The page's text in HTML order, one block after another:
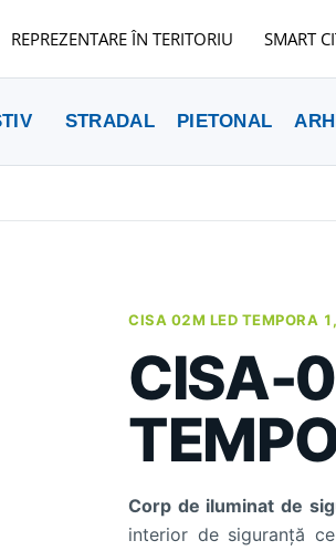
REPREZENTARE ÎN TERITORIU SMART
STRADAL PIETONAL
CISA 02M LED TEMPORA
CISA-
Corp de iluminat de
interior de siguranță